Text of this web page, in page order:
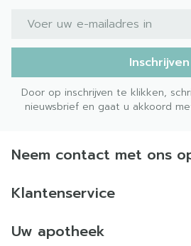
E-mail adres
Inschrijven
Door op inschrijven te klikken,
nieuwsbrief en gaat u akkoord
Neem contact met ons
Klantenservice
Uw apotheek